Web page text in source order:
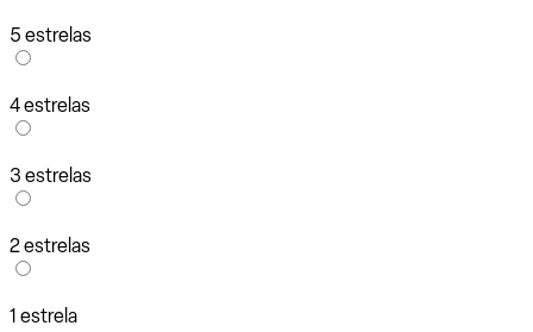
5 estrelas
4 estrelas
3 estrelas
2 estrelas
1 estrela